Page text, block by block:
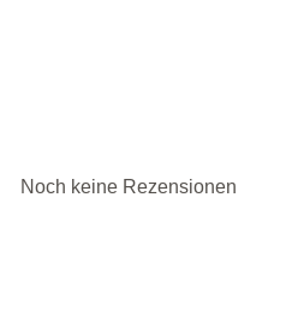
Noch keine Rezensionen